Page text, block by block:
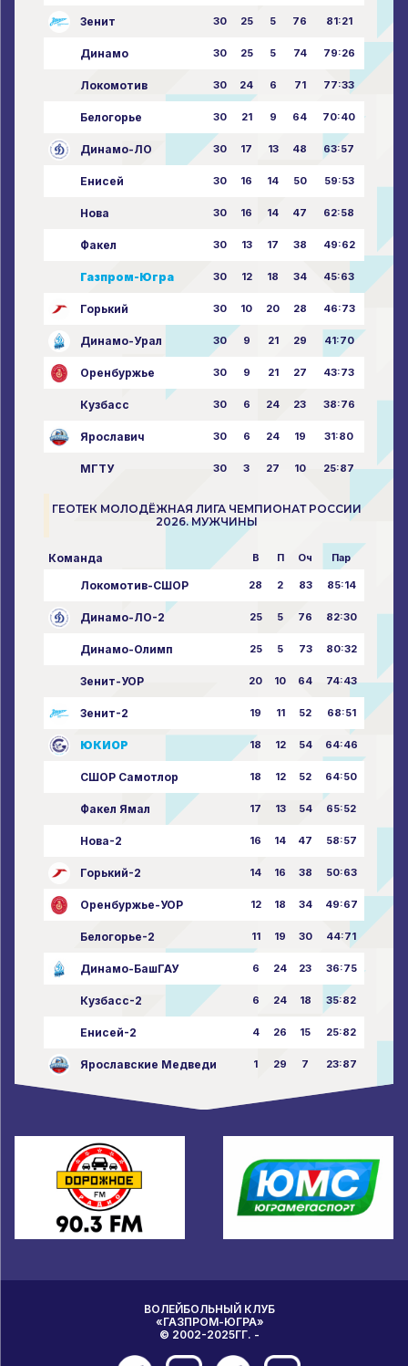
Зенит 30 25 5 76 81:21
Динамо 30 25 5 74 79:26
Локомотив 30 24 6 71 77:33
Белогорье 30 21 9 64 70:40
Динамо-ЛО 30 17 13 48 63:57
Енисей 30 16 14 50 59:53
Нова 30 16 14 47 62:58
Факел 30 13 17 38 49:62
Газпром-Югра 30 12 18 34 45:63
Горький 30 10 20 28 46:73
Динамо-Урал 30 9 21 29 41:70
Оренбуржье 30 9 21 27 43:73
Кузбасс 30 6 24 23 38:76
Ярославич 30 6 24 19 31:80
МГТУ 30 3 27 10 25:87
ГЕОТЕК МОЛОДЁЖНАЯ ЛИГА ЧЕМПИОНАТ РОССИИ
2026. МУЖЧИНЫ
Команда В П Оч Пар
Локомотив-СШОР 28 2 83 85:14
Динамо-ЛО-2 25 5 76 82:30
Динамо-Олимп 25 5 73 80:32
Зенит-УОР 20 10 64 74:43
Зенит-2 19 11 52 68:51
ЮКИОР 18 12 54 64:46
СШОР Самотлор 18 12 52 64:50
Факел Ямал 17 13 54 65:52
Нова-2 16 14 47 58:57
Горький-2 14 16 38 50:63
Оренбуржье-УОР 12 18 34 49:67
Белогорье-2 11 19 30 44:71
Динамо-БашГАУ 6 24 23 36:75
Кузбасс-2 6 24 18 35:82
Енисей-2 4 26 15 25:82
Ярославские Медведи 1 29 7 23:87
ВОЛЕЙБОЛЬНЫЙ КЛУБ
«ГАЗПРОМ-ЮГРА»
© 2002-2025ГГ. -